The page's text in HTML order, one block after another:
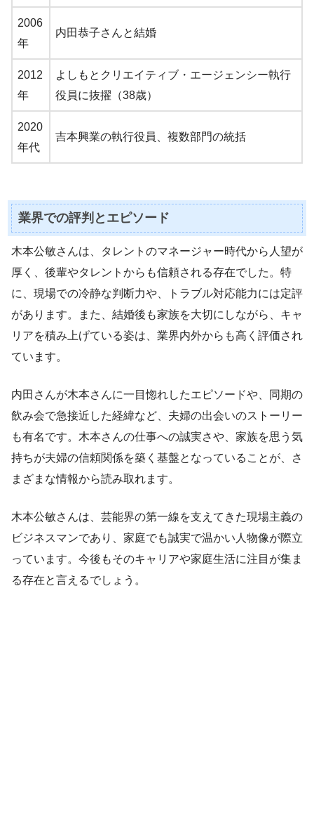
2006
年
内田恭子さんと結婚
2012
年
よしもとクリエイティブ・エージェンシー執行
役員に抜擢（38歳）
2020
年代
吉本興業の執行役員、複数部門の統括
業界での評判とエピソード
木本公敏さんは、タレントのマネージャー時代から人望が
厚く、後輩やタレントからも信頼される存在でした。特
に、現場での冷静な判断力や、トラブル対応能力には定評
があります。また、結婚後も家族を大切にしながら、キャ
リアを積み上げている姿は、業界内外からも高く評価され
ています。
内田さんが木本さんに一目惚れしたエピソードや、同期の
飲み会で急接近した経緯など、夫婦の出会いのストーリー
も有名です。木本さんの仕事への誠実さや、家族を思う気
持ちが夫婦の信頼関係を築く基盤となっていることが、さ
まざまな情報から読み取れます。
木本公敏さんは、芸能界の第一線を支えてきた現場主義の
ビジネスマンであり、家庭でも誠実で温かい人物像が際立
っています。今後もそのキャリアや家庭生活に注目が集ま
る存在と言えるでしょう。